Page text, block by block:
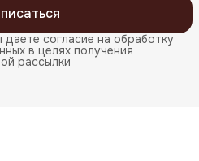
согласие на обработку
в целях получения
рассылки